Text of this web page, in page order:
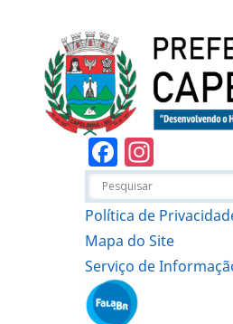
Facebook
Política de
Mapa do Site
Serviço de